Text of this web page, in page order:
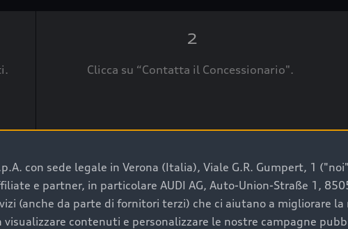
2
Clicca su “Contatta il Concessionario".
un’auto usata Audi
con sede legale in Verona (Italia), Viale G.R. Gumpert, 1
e partner, in particolare AUDI AG, Auto-Union-Straße 1,
(anche da parte di fornitori terzi) che ci aiutano a migliorare la
contenuti e personalizzare le nostre campagne